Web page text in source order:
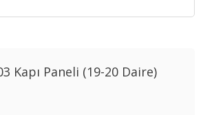
Kapı Paneli (19-20 Daire)